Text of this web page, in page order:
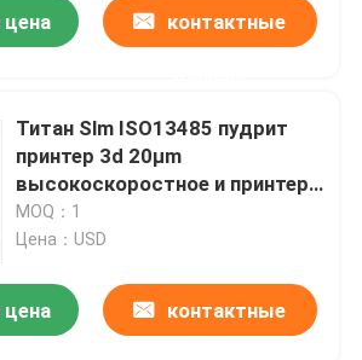
контактные
Титан Slm ISO13485 пудрит
принтер 3d 20μm
высокоскоростное и принтер
3d точности стальное
MOQ：1
Цена：USD
контактные